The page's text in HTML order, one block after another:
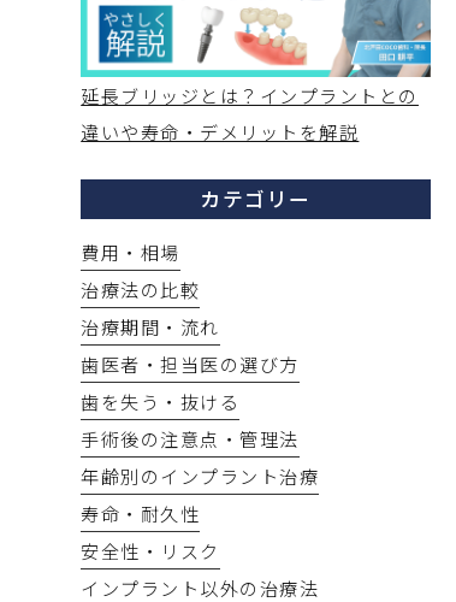
延長ブリッジとは？インプラントとの
違いや寿命・デメリットを解説
カテゴリー
費用・相場
治療法の比較
治療期間・流れ
歯医者・担当医の選び方
歯を失う・抜ける
手術後の注意点・管理法
年齢別のインプラント治療
寿命・耐久性
安全性・リスク
インプラント以外の治療法